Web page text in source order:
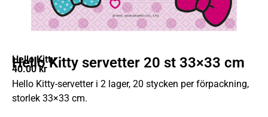
Hello Kitty
Hello Kitty servetter 20 st 33×33 cm
40.00kr
Hello Kitty-servetter i 2 lager, 20 stycken per förpackning,
storlek 33×33 cm.